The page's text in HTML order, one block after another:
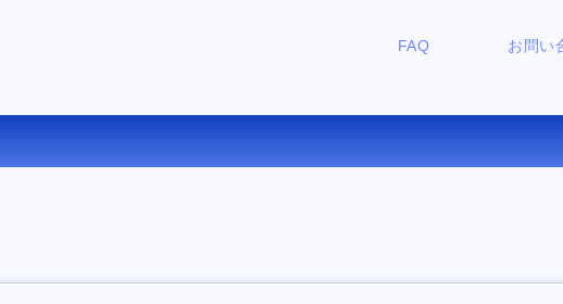
FAQ お問い
無料オンラインファイルビューア